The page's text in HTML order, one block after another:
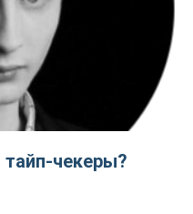
чекеры?